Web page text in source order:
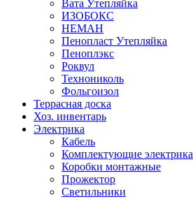
Вата Утепляйка
ИЗОБОКС
НЕМАН
Пенопласт Утепляйка
Пеноплэкс
Роквул
Технониколь
Фольгоизол
Террасная доска
Хоз. инвентарь
Электрика
Кабель
Комплектующие электрика
Коробки монтажные
Прожектор
Светильники